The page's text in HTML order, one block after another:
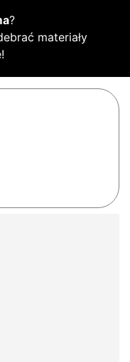
?
materiały